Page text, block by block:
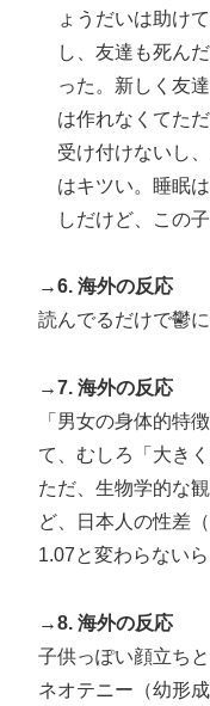
ょうだいは助け
し、友達も死ん
った。新しく友
は作れなくてた
受け付けないし
はキツい。睡眠
しだけど、この
→6. 海外の反応
読んでるだけで鬱
→7. 海外の反応
「男女の身体的特
て、むしろ「大き
ただ、生物学的な
ど、日本人の性差
1.07と変わらないら
→8. 海外の反応
子供っぽい顔立ち
ネオテニー（幼形